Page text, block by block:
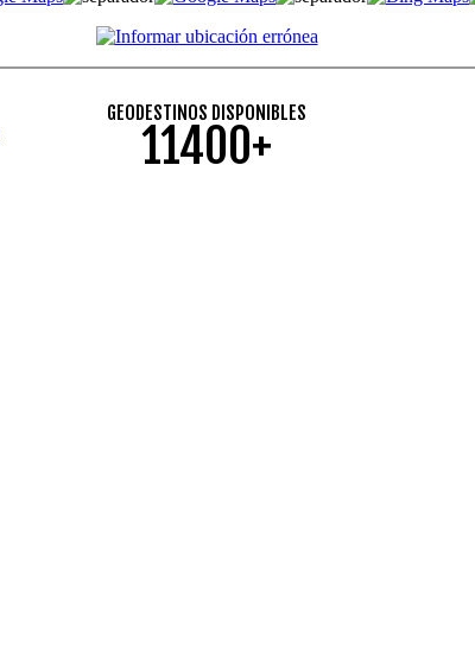
GEODESTINOS DISPONIBLES
11400+